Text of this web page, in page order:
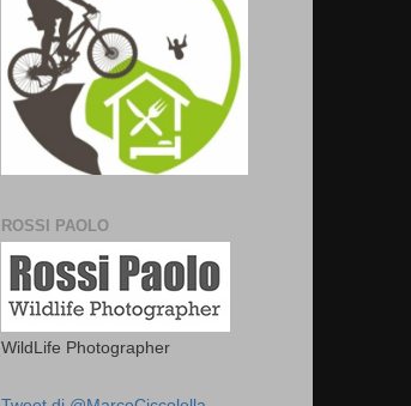
ROSSI PAOLO
WildLife Photographer